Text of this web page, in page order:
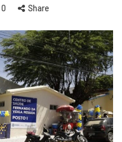
0 Share